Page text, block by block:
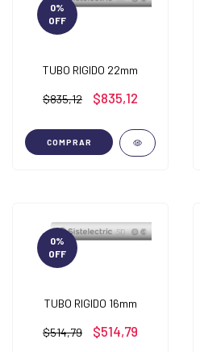
0%
OFF
TUBO RIGIDO 22mm
$835,12 $835,12
COMPRAR
0%
OFF
TUBO RIGIDO 16mm
$514,79 $514,79